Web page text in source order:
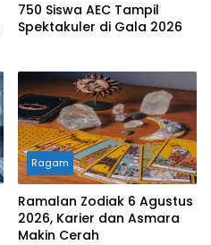
750 Siswa AEC Tampil
Spektakuler di Gala 2026
Ragam
Ramalan Zodiak 6 Agustus
2026, Karier dan Asmara
Makin Cerah